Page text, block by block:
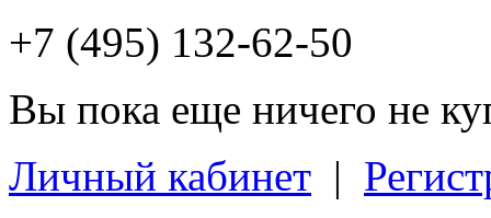
+7 (495) 132-62-50
Вы пока еще ничего не
Личный кабинет |